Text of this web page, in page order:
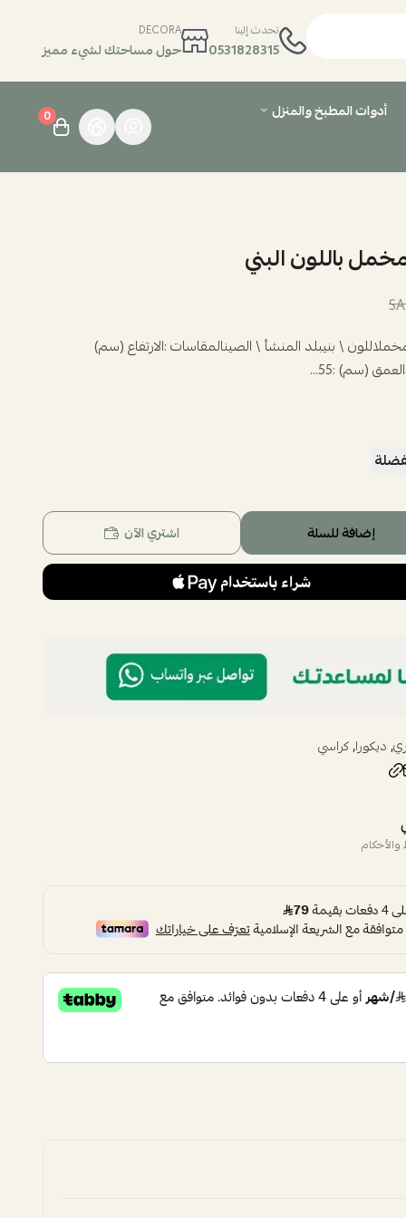
تحدث إلينا
0531828315
DECORA
حول مساحتك لشيء مميز
أدوات المطبخ والمنزل
0
باللون البني
\ بنيبلد المنشأ \ الصينالمقاسات :الارتفاع (سم)
إضافة للسلة اشتري الآن
,ديكورا,كراسي